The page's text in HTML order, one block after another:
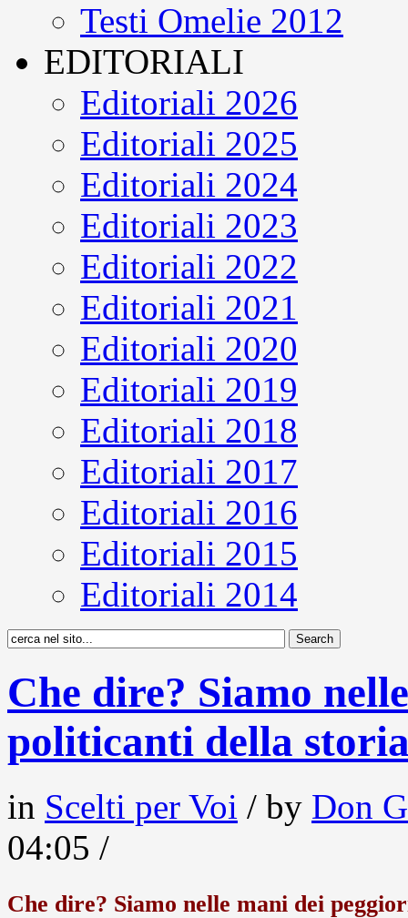
Testi Omelie 2012
EDITORIALI
Editoriali 2026
Editoriali 2025
Editoriali 2024
Editoriali 2023
Editoriali 2022
Editoriali 2021
Editoriali 2020
Editoriali 2019
Editoriali 2018
Editoriali 2017
Editoriali 2016
Editoriali 2015
Editoriali 2014
Che dire? Siamo
politicanti della
in Scelti per Voi / by Don
04:05 /
Che dire? Siamo nelle mani dei